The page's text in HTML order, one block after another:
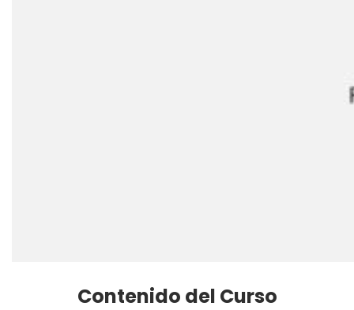
Contenido del Curso